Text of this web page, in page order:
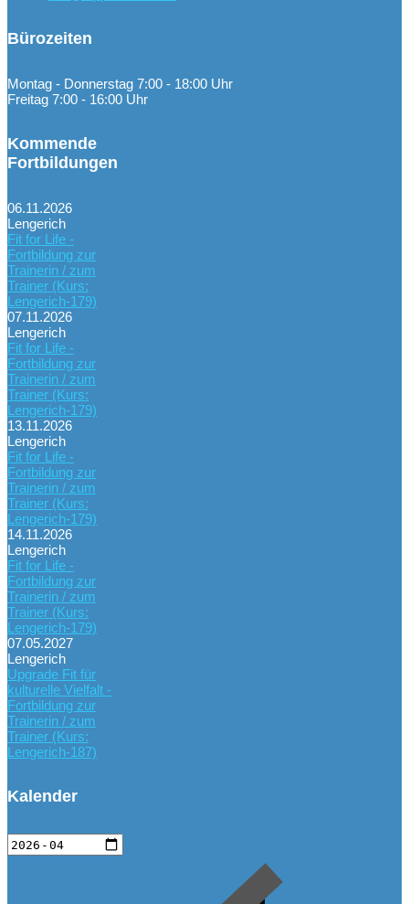
Bürozeiten
Montag - Donnerstag 7:00 - 18:00 Uhr
Freitag 7:00 - 16:00 Uhr
Kommende
Fortbildungen
06.11.2026
Lengerich
Fit for Life -
Fortbildung zur
Trainerin / zum
Trainer (Kurs:
Lengerich-179)
07.11.2026
Lengerich
Fit for Life -
Fortbildung zur
Trainerin / zum
Trainer (Kurs:
Lengerich-179)
13.11.2026
Lengerich
Fit for Life -
Fortbildung zur
Trainerin / zum
Trainer (Kurs:
Lengerich-179)
14.11.2026
Lengerich
Fit for Life -
Fortbildung zur
Trainerin / zum
Trainer (Kurs:
Lengerich-179)
07.05.2027
Lengerich
Upgrade Fit für
kulturelle Vielfalt -
Fortbildung zur
Trainerin / zum
Trainer (Kurs:
Lengerich-187)
Kalender